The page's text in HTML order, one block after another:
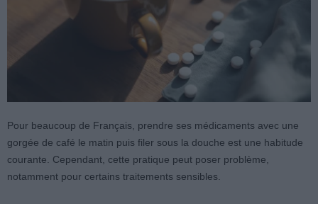
Pour beaucoup de Français, prendre ses médicaments avec une
gorgée de café le matin puis filer sous la douche est une habitude
courante. Cependant, cette pratique peut poser problème,
notamment pour certains traitements sensibles.